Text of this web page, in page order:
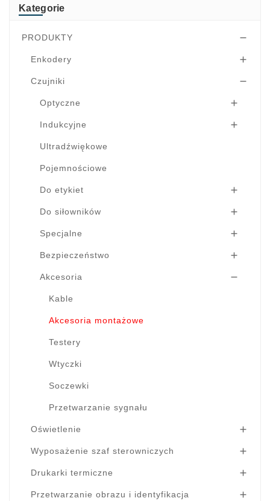
Kategorie
PRODUKTY 
Enkodery 
Czujniki 
Optyczne 
Indukcyjne 
Ultradźwiękowe
Pojemnościowe
Do etykiet 
Do siłowników 
Specjalne 
Bezpieczeństwo 
Akcesoria 
Kable
Akcesoria montażowe
Testery
Wtyczki
Soczewki
Przetwarzanie sygnału
Oświetlenie 
Wyposażenie szaf sterowniczych 
Drukarki termiczne 
Przetwarzanie obrazu i identyfikacja 